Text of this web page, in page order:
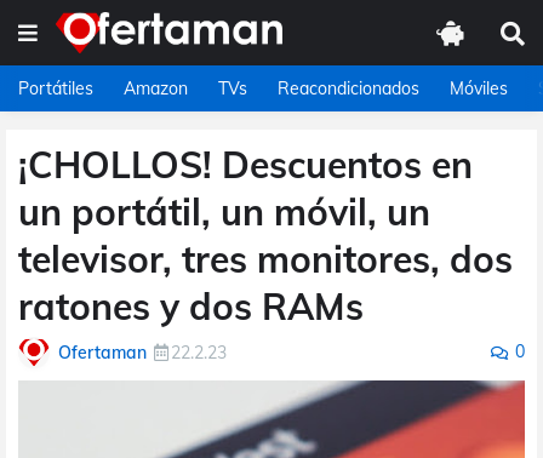
Portátiles Amazon TVs Reacondicionados Móviles
¡CHOLLOS! Descuentos en
un portátil, un móvil, un
televisor, tres monitores, dos
ratones y dos RAMs
Ofertaman 22.2.23 0